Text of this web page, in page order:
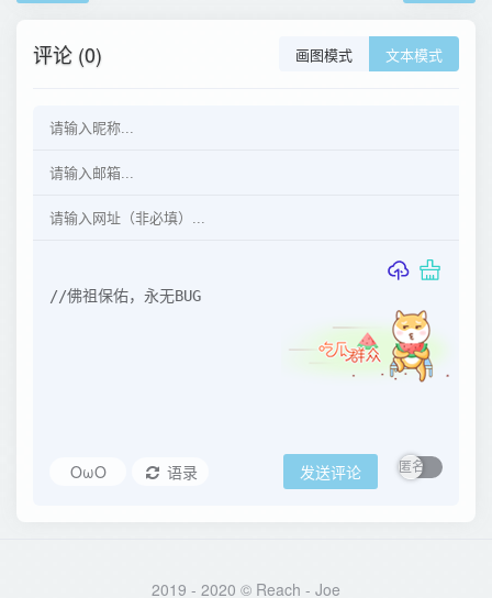
评论 (0) 画图模式 文本模式
OωO 语录 发送评论
2019 - 2020 © Reach - Joe